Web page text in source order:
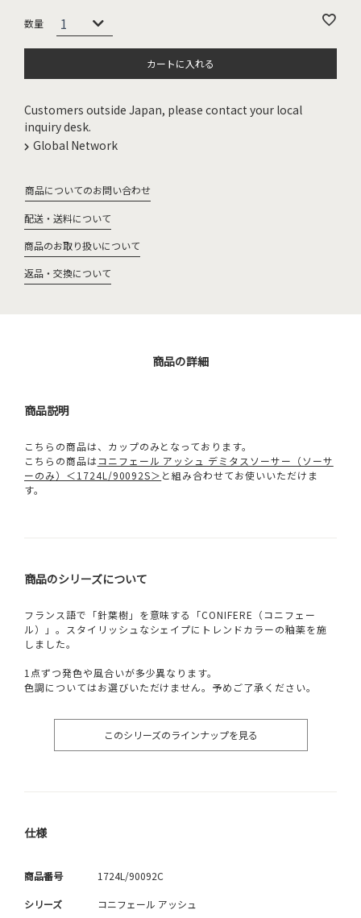
カートに入れる
Customers outside Japan, please contact your local
inquiry desk.
Global Network
商品についてのお問い合わせ
配送・送料について
商品のお取り扱いについて
返品・交換について
商品の詳細
商品説明
こちらの商品は、カップのみとなっております。
こちらの商品はコニフェール アッシュ デミタスソーサー（ソーサ
ーのみ）＜1724L/90092S＞ と組み合わせてお使いいただけま
す。
商品のシリーズについて
フランス語で「針葉樹」を意味する「CONIFERE（コニフェー
ル）」。スタイリッシュなシェイプにトレンドカラーの釉薬を施
しました。
1点ずつ発色や風合いが多少異なります。
色調についてはお選びいただけません。予めご了承ください。
このシリーズのラインナップを見る
仕様
商品番号 1724L/90092C
シリーズ コニフェール アッシュ